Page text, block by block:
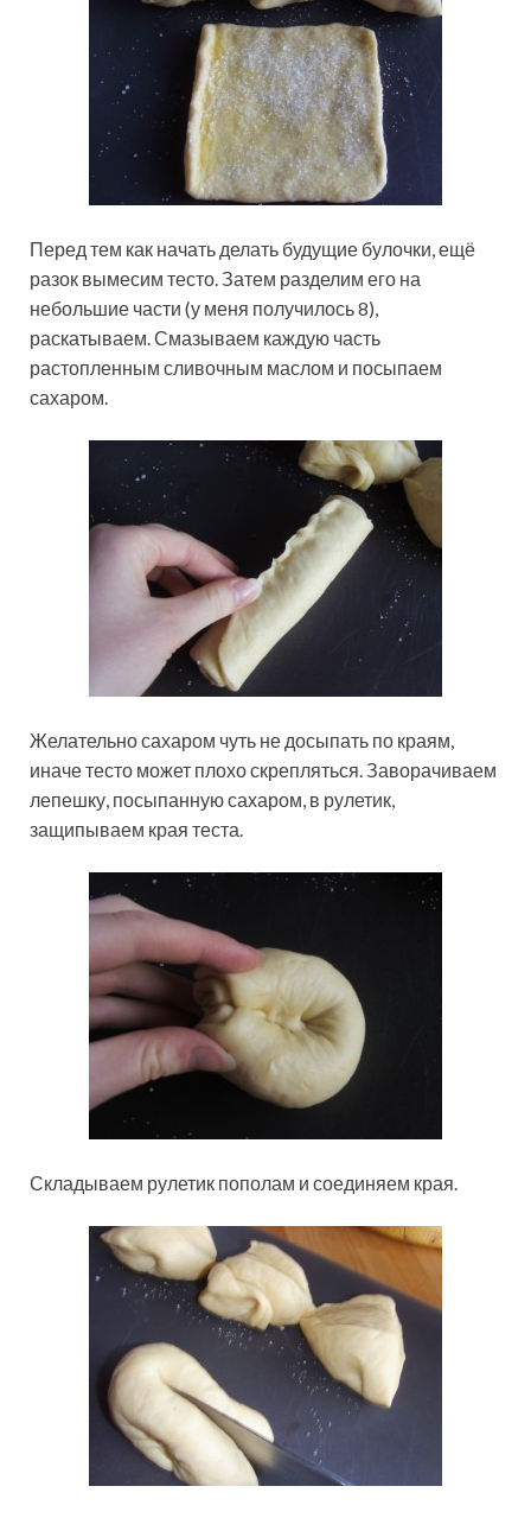
Перед тем как начать делать будущие булочки, ещё
разок вымесим тесто. Затем разделим его на
небольшие части (у меня получилось 8),
раскатываем. Смазываем каждую часть
растопленным сливочным маслом и посыпаем
сахаром.
Желательно сахаром чуть не досыпать по краям,
иначе тесто может плохо скрепляться. Заворачиваем
лепешку, посыпанную сахаром, в рулетик,
защипываем края теста.
Складываем рулетик пополам и соединяем края.